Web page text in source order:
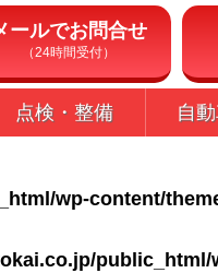
ールでお問合せ
（24時間受付）
点検・整備 自
wp-content/